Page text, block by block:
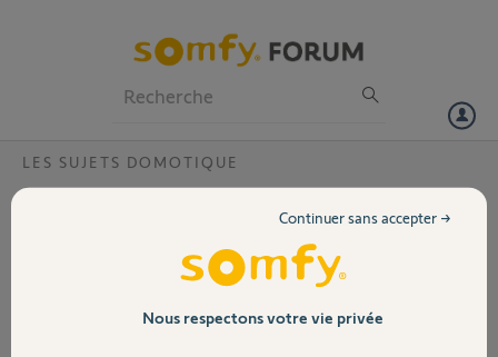
Volet
LES SUJETS DOMOTIQUE
Je viens de prendre un logement en location il y a un tahoma rail din
Nous respectons votre vie privée
Continuer sans accepter →